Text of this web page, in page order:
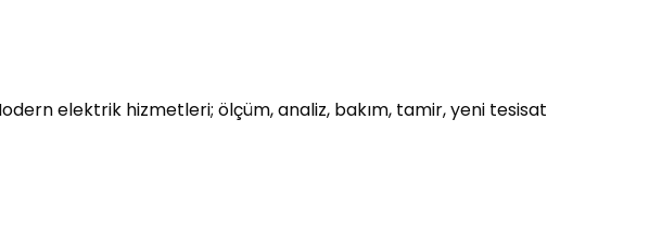
elektrik hizmetleri; ölçüm, analiz, bakım, tamir, yeni tesisat